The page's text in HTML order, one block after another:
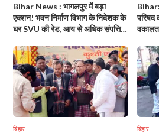
Bihar News : भागलपुर में बड़ा
एक्शन! भवन निर्माण विभाग के निदेशक के
घर SVU की रेड, आय से अधिक संपत्ति
Bihar:
परिषद
बिहार बिहार